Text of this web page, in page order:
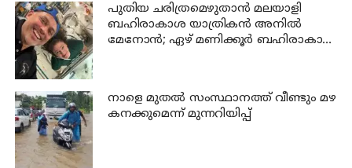
പുതിയ ചരിത്രമെഴുതാൻ മലയാളി
ബഹിരാകാശ യാത്രികൻ അനിൽ
മേനോൻ; ഏഴ് മണിക്കൂർ ബഹിരാകാശ
നാളെ മുതല്‍ സംസ്ഥാനത്ത് വീണ്ടും മഴ
കനക്കുമെന്ന് മുന്നറിയിപ്പ്